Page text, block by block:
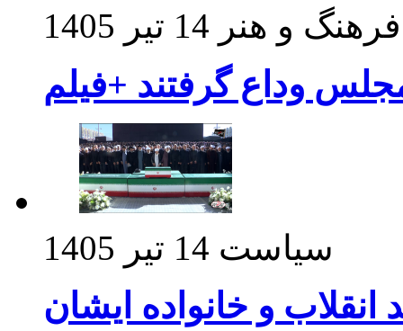
فرهنگ و هنر 14 تیر 1405
وداع گرفتند +فیلم
سیاست 14 تیر 1405
انقلاب و خانواده ایشان